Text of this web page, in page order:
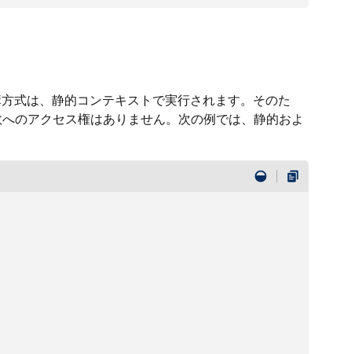
式は、静的コンテキストで実行されます。そのた
のアクセス権はありません。次の例では、静的およ